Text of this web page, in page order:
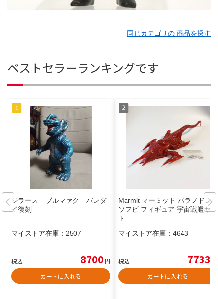
同じカテゴリの 商品を探す
ベストセラーランキングです
ジラース ブルマァク バンダ
イ復刻
マイストア在庫： 2507
税込 8700円
カートに入れる
Marmit マーミット バラノドン
ソフビ フィギュア 宇宙戦艦ヤマ
ト
マイストア在庫： 4643
税込 7733
カートに入れる